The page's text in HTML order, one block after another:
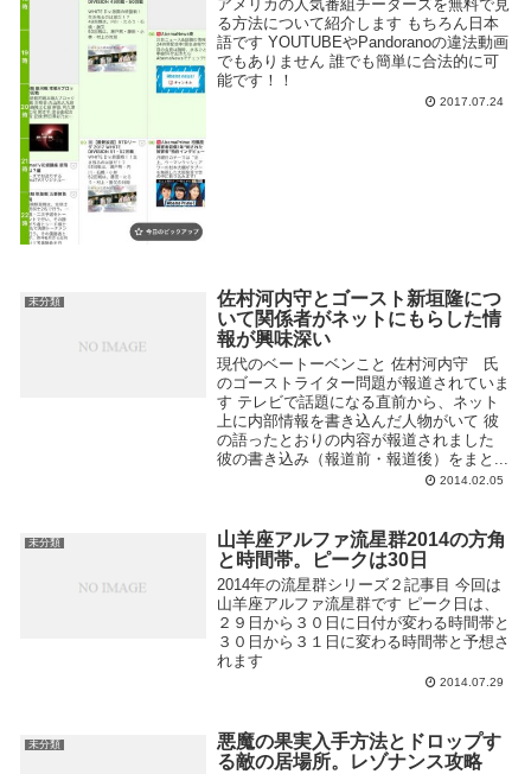
アメリカの人気番組チーターズを無料で見
る方法について紹介します もちろん日本
語です YOUTUBEやPandoranoの違法動画
でもありません 誰でも簡単に合法的に可
能です！！
2017.07.24
未分類
佐村河内守とゴースト新垣隆につ
いて関係者がネットにもらした情
報が興味深い
現代のベートーベンこと 佐村河内守 氏
のゴーストライター問題が報道されていま
す テレビで話題になる直前から、ネット
上に内部情報を書き込んだ人物がいて 彼
の語ったとおりの内容が報道されました
彼の書き込み（報道前・報道後）をまと...
2014.02.05
未分類
山羊座アルファ流星群2014の方角
と時間帯。ピークは30日
2014年の流星群シリーズ２記事目 今回は
山羊座アルファ流星群です ピーク日は、
２９日から３０日に日付が変わる時間帯と
３０日から３１日に変わる時間帯と予想さ
れます
2014.07.29
未分類
悪魔の果実入手方法とドロップす
る敵の居場所。レゾナンス攻略